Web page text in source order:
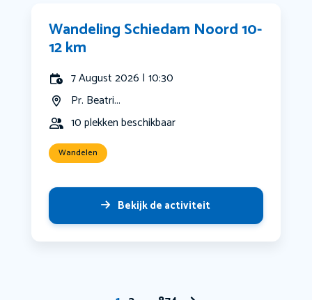
Wandeling Schiedam Noord 10-
12 km
7 August 2026 | 10:30
Pr. Beatri...
10 plekken beschikbaar
Wandelen
Bekijk de activiteit